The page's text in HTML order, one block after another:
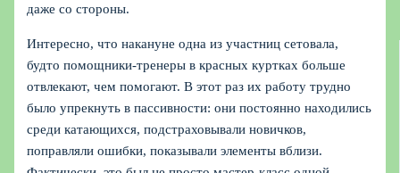
даже со стороны.
Интересно, что накануне одна из участниц сетовала,
будто помощники-тренеры в красных куртках больше
отвлекают, чем помогают. В этот раз их работу трудно
было упрекнуть в пассивности: они постоянно находились
среди катающихся, подстраховывали новичков,
поправляли ошибки, показывали элементы вблизи.